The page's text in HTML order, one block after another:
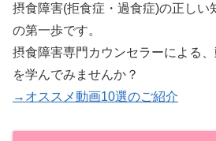
摂食障害(拒食症・過食症)の正しい
の第一歩です。
摂食障害専門カウンセラーによる
を学んでみませんか？
→オススメ動画10選のご紹介